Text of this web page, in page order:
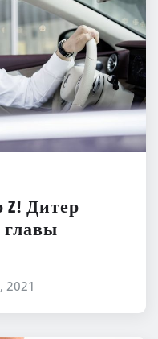
Z! Дитер
2021